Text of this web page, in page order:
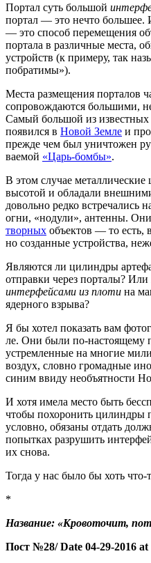
Пор­тал суть боль­шой
пор­тал — это нечто боль­шее.
— это спо­соб пере­ме­ще­ния
пор­та­ла в раз­лич­ные места,
устройств (к при­ме­ру, так
побратимы»).
Места раз­ме­ще­ния пор­та­лов
сопро­вож­да­ют­ся боль­ши­ми,
Самый боль­шой из
появил­ся в Новой Зем­ле и
преж­де чем был уни­что­жен
ва­е­мой «Царь-бом­бы».
В этом слу­чае
высо­той и обла­да­ли
доволь­но ред­ко
огни, «ноду­ли», антен­ны. Они
твор­ных объ­ек­тов — то есть,
но создан­ные устрой­ства,
Явля­ют­ся ли цилин­дры
отправ­ки через пор­та­лы?
интер­фей­са­ми из пло­ти на
ядер­но­го взрыва?
Я бы хотел пока­зать вам
ле. Они были по-насто­я­ще­му
устрем­лен­ные на мно­гие
воз­дух, слов­но гро­мад­ные
синим вви­ду необъ­ят­но­сти
И хотя име­ла место быть
что­бы похо­ро­нить цилин­дры
услов­но, обя­за­ны отдать
попыт­ках раз­ру­шить
их снова.
Тогда у нас было бы хоть что-
*
Назва­ние: «Кро­во­то­чит,
Пост №28/ Date 04-29-2016